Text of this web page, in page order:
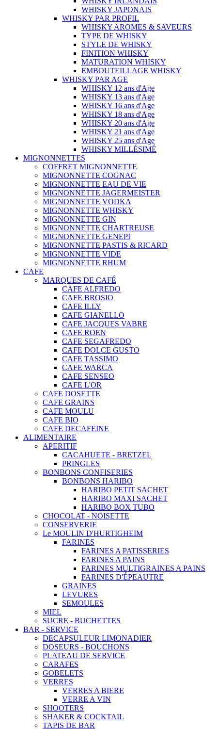
WHISKY JAPONAIS
WHISKY PAR PROFIL
WHISKY AROMES & SAVEURS
TYPE DE WHISKY
STYLE DE WHISKY
FINITION WHISKY
MATURATION WHISKY
EMBOUTEILLAGE WHISKY
WHISKY PAR AGE
WHISKY 12 ans d'Age
WHISKY 13 ans d'Age
WHISKY 16 ans d'Age
WHISKY 18 ans d'Age
WHISKY 20 ans d'Age
WHISKY 21 ans d'Age
WHISKY 25 ans d'Age
WHISKY MILLÉSIMÉ
MIGNONNETTES
COFFRET MIGNONNETTE
MIGNONNETTE COGNAC
MIGNONNETTE EAU DE VIE
MIGNONNETTE JAGERMEISTER
MIGNONNETTE VODKA
MIGNONNETTE WHISKY
MIGNONNETTE GIN
MIGNONNETTE CHARTREUSE
MIGNONNETTE GENEPI
MIGNONNETTE PASTIS & RICARD
MIGNONNETTE VIDE
MIGNONNETTE RHUM
CAFE
MARQUES DE CAFÉ
CAFE ALFREDO
CAFE BROSIO
CAFE ILLY
CAFE GIANELLO
CAFE JACQUES VABRE
CAFE ROEN
CAFE SEGAFREDO
CAFE DOLCE GUSTO
CAFE TASSIMO
CAFE WARCA
CAFE SENSEO
CAFE L'OR
CAFE DOSETTE
CAFE GRAINS
CAFE MOULU
CAFE BIO
CAFE DECAFEINE
ALIMENTAIRE
APERITIF
CACAHUETE - BRETZEL
PRINGLES
BONBONS CONFISERIES
BONBONS HARIBO
HARIBO PETIT SACHET
HARIBO MAXI SACHET
HARIBO BOX TUBO
CHOCOLAT - NOISETTE
CONSERVERIE
Le MOULIN D'HURTIGHEIM
FARINES
FARINES A PATISSERIES
FARINES A PAINS
FARINES MULTIGRAINES A PAINS
FARINES D'ÉPEAUTRE
GRAINES
LEVURES
SEMOULES
MIEL
SUCRE - BUCHETTES
BAR - SERVICE
DECAPSULEUR LIMONADIER
DOSEURS - BOUCHONS
PLATEAU DE SERVICE
CARAFES
GOBELETS
VERRES
VERRES A BIERE
VERRE A VIN
SHOOTERS
SHAKER & COCKTAIL
TAPIS DE BAR